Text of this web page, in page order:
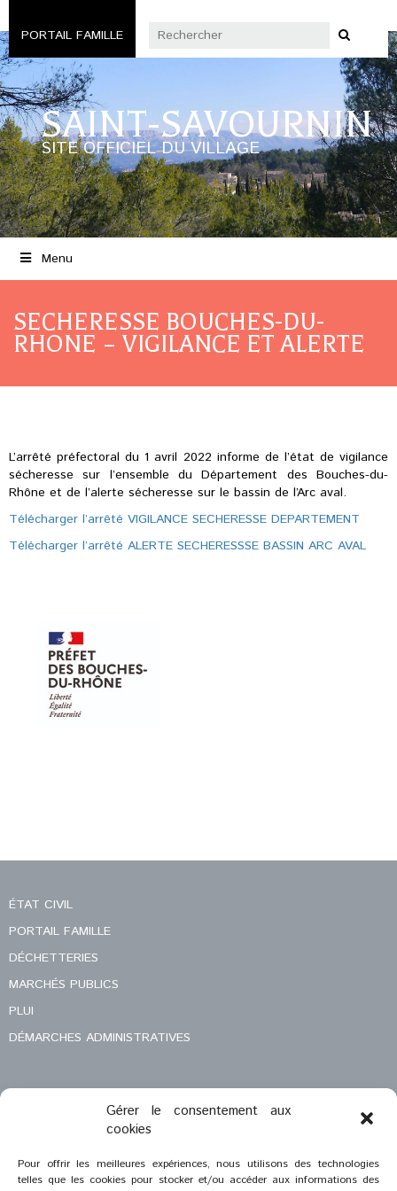
Gérer le consentement aux
cookies
Pour offrir les meilleures expériences, nous utilisons des technologies
telles que les cookies pour stocker et/ou accéder aux informations des
PORTAIL FAMILLE
SAINT-SAVOURNIN
SITE OFFICIEL DU VILLAGE
Menu
SECHERESSE BOUCHES-DU-
RHONE – VIGILANCE ET ALERTE
L’arrêté préfectoral du 1 avril 2022 informe de l’état de vigilance
sécheresse sur l’ensemble du Département des Bouches-du-
Rhône et de l’alerte sécheresse sur le bassin de l’Arc aval.
Télécharger l’arrêté VIGILANCE SECHERESSE DEPARTEMENT
Télécharger l’arrêté ALERTE SECHERESSSE BASSIN ARC AVAL
ÉTAT CIVIL
PORTAIL FAMILLE
DÉCHETTERIES
MARCHÉS PUBLICS
PLUI
DÉMARCHES ADMINISTRATIVES
MENTIONS LÉGALES